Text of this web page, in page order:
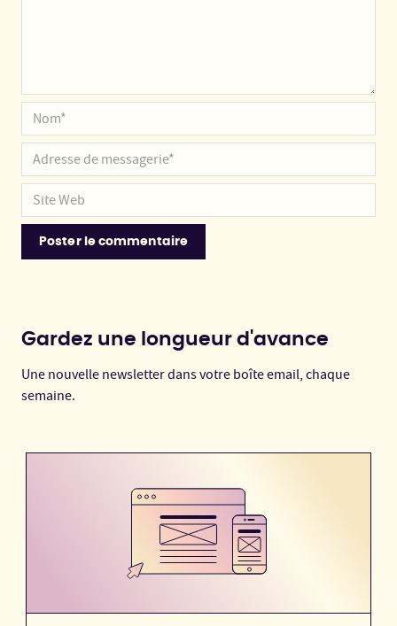
Gardez une longueur d'avance
Une nouvelle newsletter dans votre boîte email, chaque
semaine.